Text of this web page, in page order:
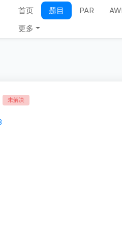
首页 题目 PAR
更多
未解决